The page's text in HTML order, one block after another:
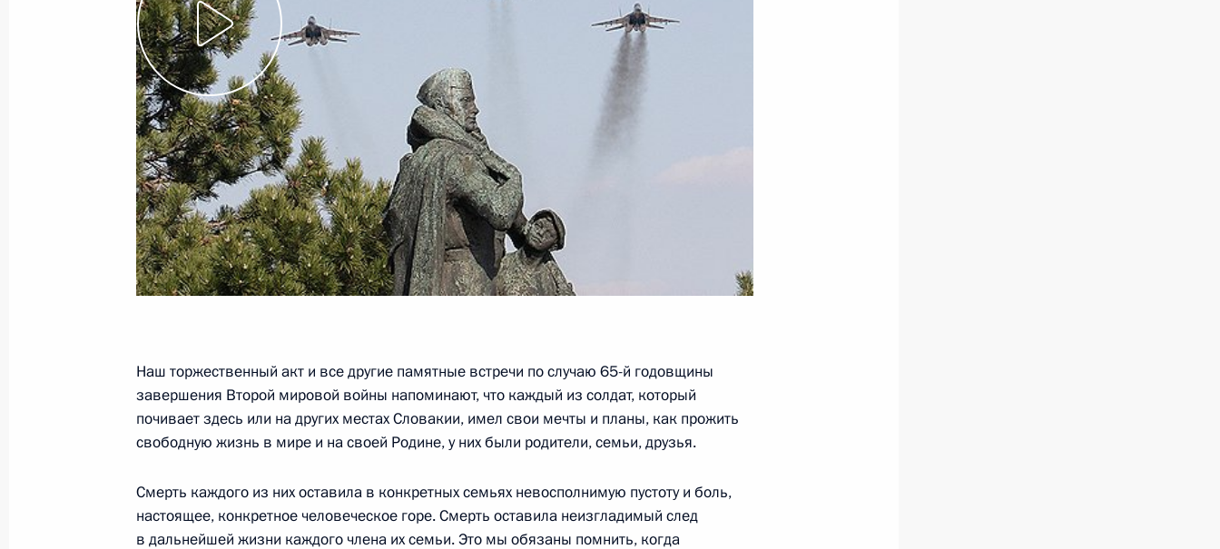
Министром финансов Алексеем Кудриным
6 апреля 2010 года, 16:00 Москва, Кремль
Стенографический отчёт о заседании Совета
по противодействию коррупции
6 апреля 2010 года, 14:00 Москва, Кремль
Статья Дмитрия Медведева «Миссия: партнёрство»
6 апреля 2010 года, 08:00
5 апреля 2010 года, понедельник
Совещание по вопросам строительства объектов транспортной
инфраструктуры
8
Наш торжественный акт и все другие памятные встречи по случаю 65-й годовщины
завершения Второй мировой войны напоминают, что каждый из солдат, который
почивает здесь или на других местах Словакии, имел свои мечты и планы, как прожить
свободную жизнь в мире и на своей Родине, у них были родители, семьи, друзья.
Смерть каждого из них оставила в конкретных семьях невосполнимую пустоту и боль,
настоящее, конкретное человеческое горе. Смерть оставила неизгладимый след
в дальнейшей жизни каждого члена их семьи. Это мы обязаны помнить, когда